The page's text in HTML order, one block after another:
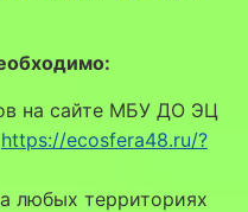
на сайте МБУ ДО ЭЦ
https://ecosfera48.ru/?
любых территориях